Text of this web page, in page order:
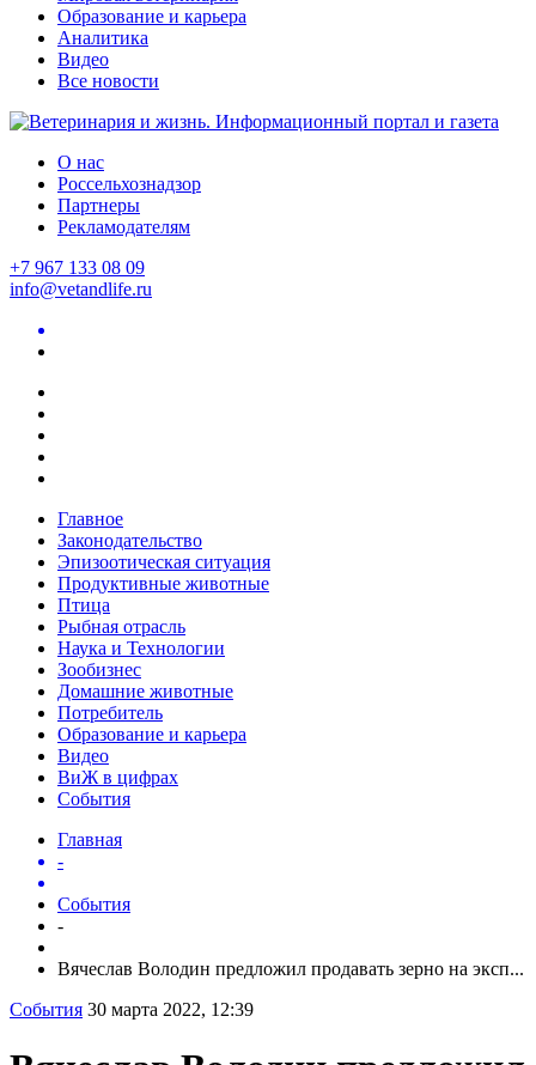
Образование и карьера
Аналитика
Видео
Все новости
О нас
Россельхознадзор
Партнеры
Рекламодателям
+7 967 133 08 09
info@vetandlife.ru
Главное
Законодательство
Эпизоотическая ситуация
Продуктивные животные
Птица
Рыбная отрасль
Наука и Технологии
Зообизнес
Домашние животные
Потребитель
Образование и карьера
Видео
ВиЖ в цифрах
События
Главная
-
События
-
Вячеслав Володин предложил продавать зерно на эксп...
События 30 марта 2022, 12:39